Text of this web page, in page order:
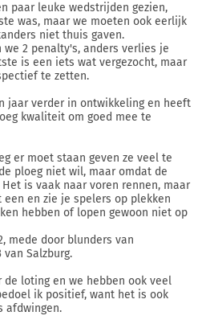
paar leuke wedstrijden gezien,
was, maar we moeten ook eerlijk
niet thuis gaven.
we 2 penalty's, anders verlies je
is een iets wat vergezocht, maar
te zetten.
jaar verder in ontwikkeling en heeft
kwaliteit om goed mee te
er moet staan geven ze veel te
ploeg niet wil, maar omdat de
is vaak naar voren rennen, maar
en zie je spelers op plekken
hebben of lopen gewoon niet op
mede door blunders van
Salzburg.
loting en we hebben ook veel
ik positief, want het is ook
afdwingen.